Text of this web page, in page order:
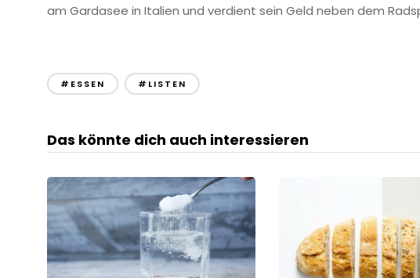
am Gardasee in Italien und verdient sein Geld neben dem
#ESSEN #LISTEN
Das könnte dich auch interessieren